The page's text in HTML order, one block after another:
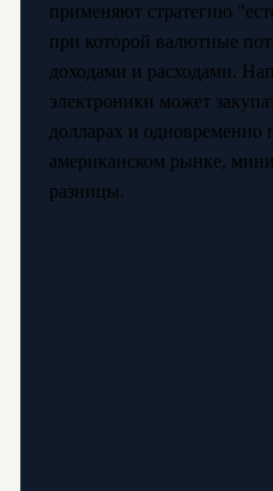
применяют стратегию
при которой валютные
доходами и расходами.
электроники может
долларах и одновременно
американском рынке,
разницы.